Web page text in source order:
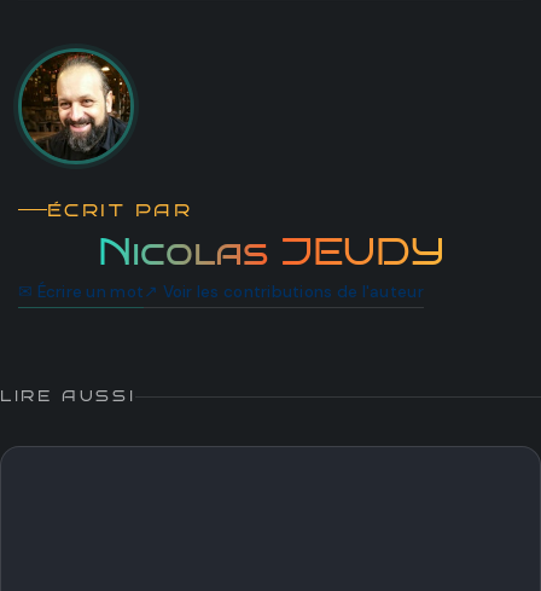
ÉCRIT PAR
Nicolas JEUDY
✉ Écrire un mot↗ Voir les contributions de l'auteur
LIRE AUSSI